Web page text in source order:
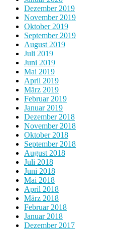
Dezember 2019
November 2019
Oktober 2019
September 2019
August 2019
Juli 2019
Juni 2019
Mai 2019
April 2019
März 2019
Februar 2019
Januar 2019
Dezember 2018
November 2018
Oktober 2018
September 2018
August 2018
Juli 2018
Juni 2018
Mai 2018
April 2018
März 2018
Februar 2018
Januar 2018
Dezember 2017